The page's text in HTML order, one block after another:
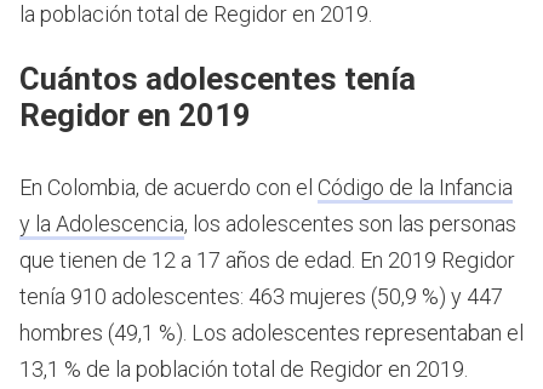
la población total de Regidor en 2019.
Cuántos adolescentes tenía
Regidor en 2019
En Colombia, de acuerdo con el Código de la Infancia
y la Adolescencia, los adolescentes son las personas
que tienen de 12 a 17 años de edad. En 2019 Regidor
tenía 910 adolescentes: 463 mujeres (50,9 %) y 447
hombres (49,1 %). Los adolescentes representaban el
13,1 % de la población total de Regidor en 2019.